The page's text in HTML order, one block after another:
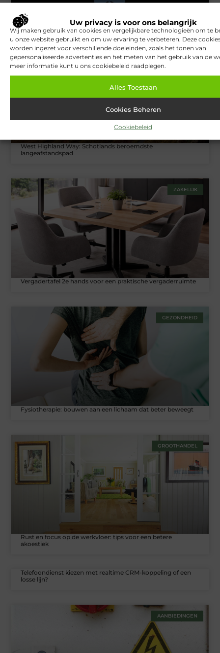
Uw privacy is voor ons belangrijk
Wij maken gebruik van cookies en vergelijkbare technologieën om te
u onze website gebruikt en om uw ervaring te verbeteren. Deze
worden ingezet voor verschillende doeleinden, zoals het tonen van
gepersonaliseerde advertenties en het meten van het gebruik van de
meer informatie kunt u ons cookiebeleid raadplegen.
Alles Toestaan
Cookies Beheren
Cookiebeleid
Van Lennep Kliniek: Expertise en esthetiek in perfecte balans
TOERISME
West Highland Way: Schotlands beroemdste
langeafstandspad
ZAKELIJK
Vergadertafel 2e hands voor een praktische vergaderruimte
GEZONDHEID
Fysiotherapie: bouwen aan een lichaam dat beter beweegt
GROOTHANDEL
Rust en focus op de werkvloer: tips voor een betere
akoestiek
Telefoondienst kiezen met realtime CRM-koppeling of een
losse lijn?
AANBIEDINGEN